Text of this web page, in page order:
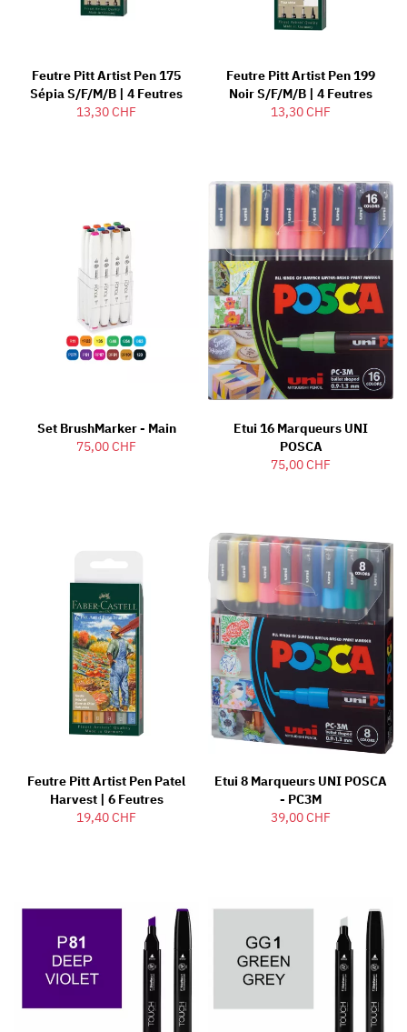
Feutre Pitt Artist Pen 175
Sépia S/F/M/B | 4 Feutres
13,30 CHF
Feutre Pitt Artist Pen 199
Noir S/F/M/B | 4 Feutres
13,30 CHF
Set BrushMarker - Main
75,00 CHF
Etui 16 Marqueurs UNI
POSCA
75,00 CHF
Feutre Pitt Artist Pen Patel
Harvest | 6 Feutres
19,40 CHF
Etui 8 Marqueurs UNI POSCA
- PC3M
39,00 CHF